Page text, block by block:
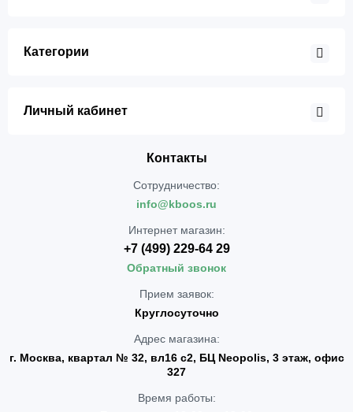
Категории
Личный кабинет
Контакты
Сотрудничество:
info@kboos.ru
Интернет магазин:
+7 (499) 229-64 29
Обратный звонок
Прием заявок:
Круглосуточно
Адрес магазина:
г. Москва, квартал № 32, вл16 с2, БЦ Neopolis, 3 этаж, офис
327
Время работы: